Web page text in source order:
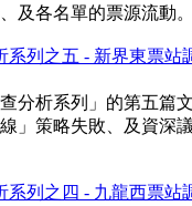
及各名單的票源流動
系列之五 - 新界東票
分析系列」的第五篇
」策略失敗、及資深
系列之四 - 九龍西票